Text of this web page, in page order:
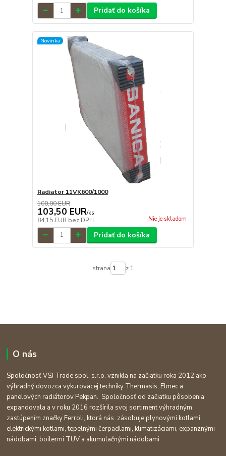
Pridať do košíka
Novinka
Radiator 11VK600/1000
100,00 EUR
103,50 EUR/ks
84,15 EUR bez DPH Nie je skladom
Pridať do košíka
strana z 1
O nás
Spoločnosť VSJ Trade spol. s.r.o. vznikla na začiatku roka 2012 ako
výhradný dovozca vykurovacej techniky Thermasis, Elmec a
panelových radiátorov Pekpan. Spoločnosť od začiatku pôsobenia
expandovala a v roku 2016 rozšírila svoj sortiment výhradným
zastúpením značky Ferroli, ktorá nás zásobuje plynovými kotlami,
elektrickými kotlami, tepelnými čerpadlami, klimatizáciami, expanznými
nádobami, boilermi TUV a akumulačnými nádobami.